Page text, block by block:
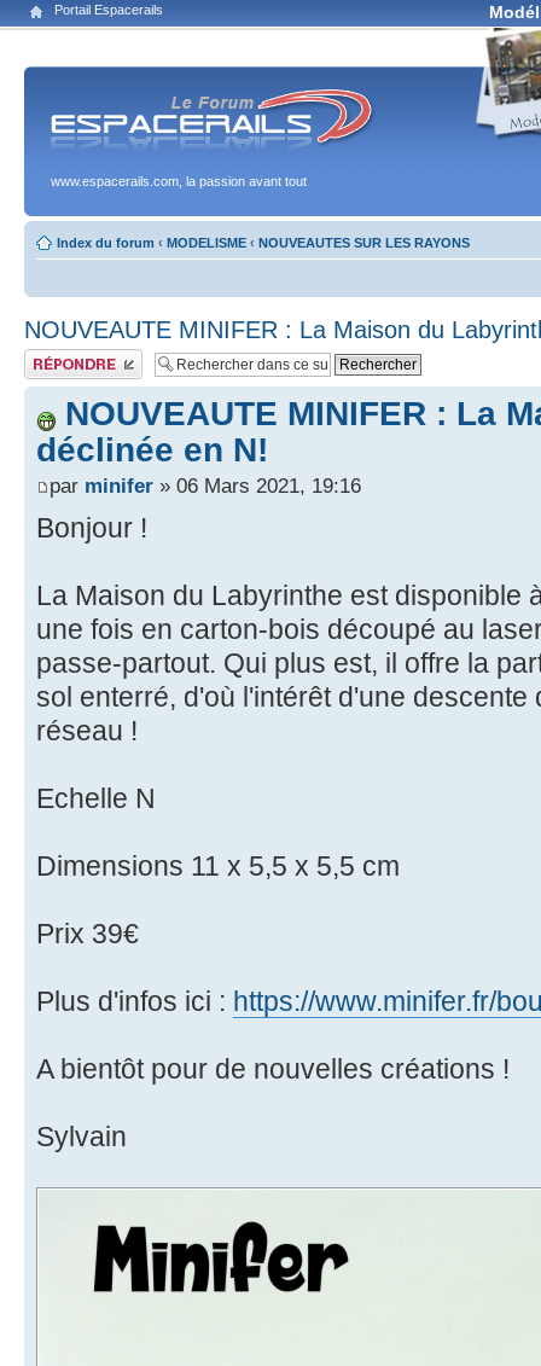
Portail Espacerails
www.espacerails.com, la passion avant tout
Index du forum ‹ MODELISME ‹ NOUVEAUTES SUR LES RAYONS
NOUVEAUTE MINIFER : La Maison du
Publier une réponse
NOUVEAUTE MINIFER : La
déclinée en N!
par minifer » 06 Mars 2021, 19:16
Bonjour !
La Maison du Labyrinthe est disponible
une fois en carton-bois découpé au
passe-partout. Qui plus est, il offre la
sol enterré, d'où l'intérêt d'une
réseau !
Echelle N
Dimensions 11 x 5,5 x 5,5 cm
Prix 39€
Plus d'infos ici : https://www.minifer.fr/
A bientôt pour de nouvelles créations !
Sylvain